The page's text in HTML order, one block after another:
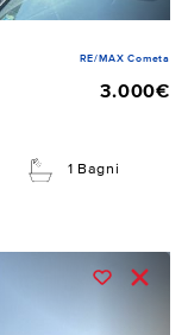
RE/MAX Cometa
3.000€
1 Bagni